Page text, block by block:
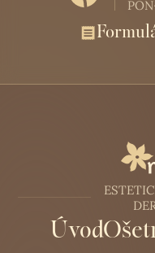
Úvod